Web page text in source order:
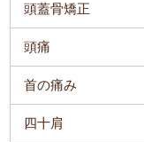
頭蓋骨矯正
頭痛
首の痛み
四十肩